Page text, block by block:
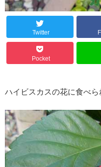
Twitter
Pocket
ハイビスカスの花に食べら